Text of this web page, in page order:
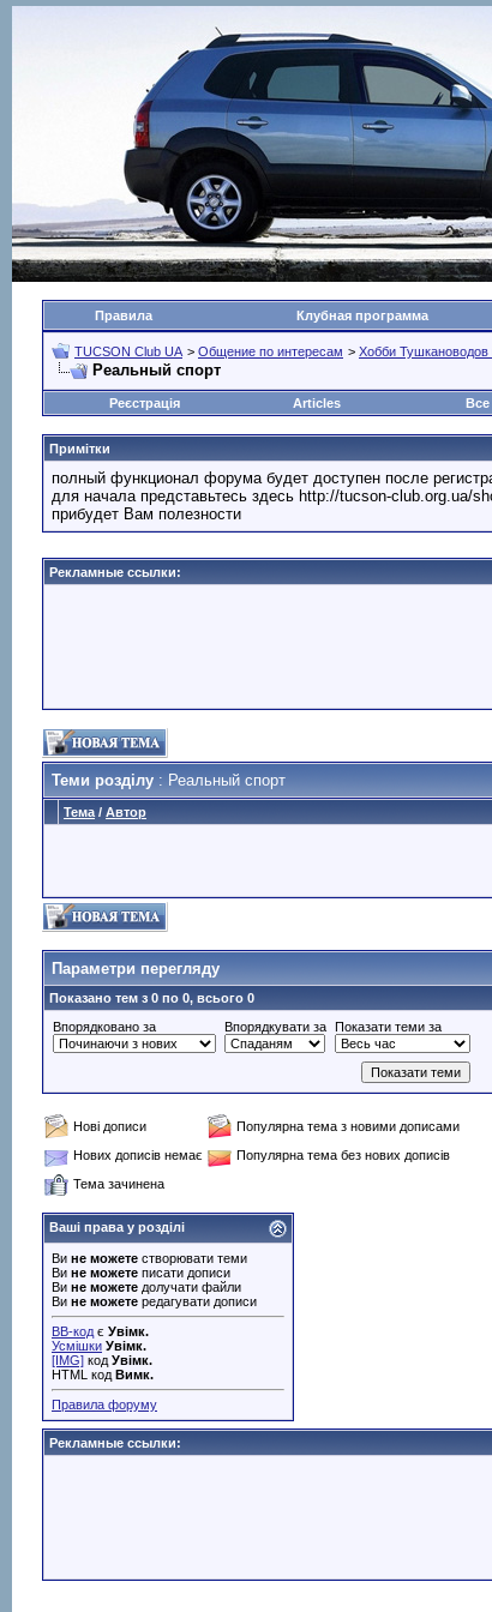
Правила Клубная программа
TUCSON Club UA > Общение по интересам > Хобби Тушкановодов
Реальный спорт
Реєстрація
Articles
Примітки
полный функционал форума будет доступен после
для начала представьтесь здесь http://tucson-club.org.ua/
прибудет Вам полезности
Рекламные ссылки:
Теми розділу : Реальный спорт
Тема / Автор
Параметри перегляду
Показано тем з 0 по 0, всього 0
Впорядковано за
Впорядкувати за Показати теми за
Нові дописи
Популярна тема з новими дописами
Нових дописів немає
Популярна тема без нових дописів
Тема зачинена
Ваші права у розділі
Ви не можете створювати теми
Ви не можете писати дописи
Ви не можете долучати файли
Ви не можете редагувати дописи
BB-код є Увімк.
Усмішки Увімк.
[IMG] код Увімк.
HTML код Вимк.
Правила форуму
Рекламные ссылки: